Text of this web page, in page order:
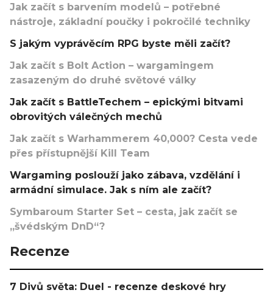
Jak začít s barvením modelů – potřebné
nástroje, základní poučky i pokročilé techniky
S jakým vyprávěcím RPG byste měli začít?
Jak začít s Bolt Action – wargamingem
zasazeným do druhé světové války
Jak začít s BattleTechem – epickými bitvami
obrovitých válečných mechů
Jak začít s Warhammerem 40,000? Cesta vede
přes přístupnější Kill Team
Wargaming poslouží jako zábava, vzdělání i
armádní simulace. Jak s ním ale začít?
Symbaroum Starter Set – cesta, jak začít se
„švédským DnD“?
Recenze
7 Divů světa: Duel - recenze deskové hry